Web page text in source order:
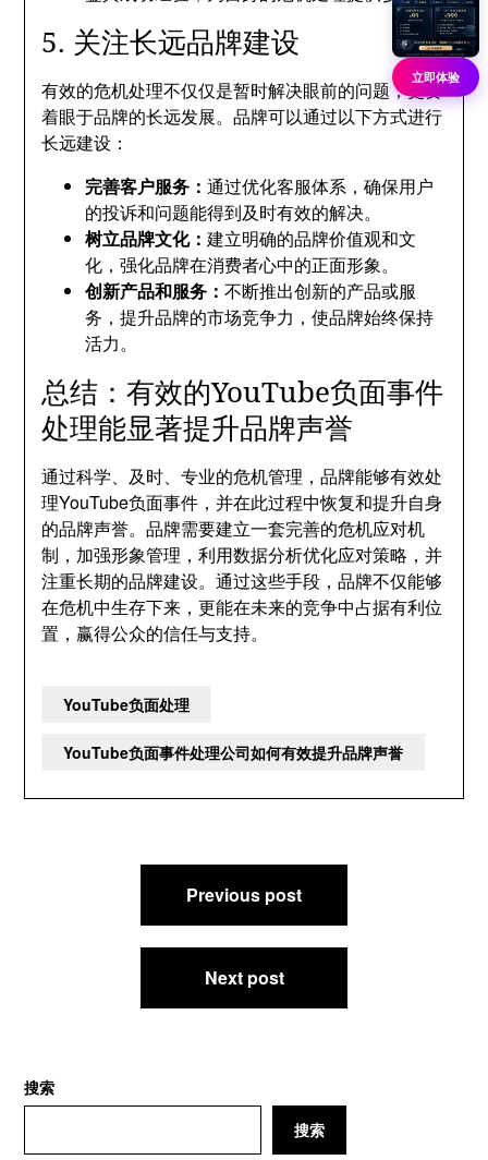
5. 关注长远品牌建设
有效的危机处理不仅仅是暂时解决眼前的问题，更要
着眼于品牌的长远发展。品牌可以通过以下方式进行
长远建设：
完善客户服务：通过优化客服体系，确保用户
的投诉和问题能得到及时有效的解决。
树立品牌文化：建立明确的品牌价值观和文
化，强化品牌在消费者心中的正面形象。
创新产品和服务：不断推出创新的产品或服
务，提升品牌的市场竞争力，使品牌始终保持
活力。
总结：有效的YouTube负面事件
处理能显著提升品牌声誉
通过科学、及时、专业的危机管理，品牌能够有效处
理YouTube负面事件，并在此过程中恢复和提升自身
的品牌声誉。品牌需要建立一套完善的危机应对机
制，加强形象管理，利用数据分析优化应对策略，并
注重长期的品牌建设。通过这些手段，品牌不仅能够
在危机中生存下来，更能在未来的竞争中占据有利位
置，赢得公众的信任与支持。
YouTube负面处理
YouTube负面事件处理公司如何有效提升品牌声誉
Previous post
Next post
搜索
搜索
立即体验